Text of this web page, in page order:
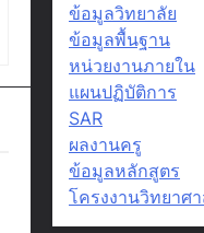
ข้อมูลวิทยาลัย
ข้อมูลพื้นฐาน
หน่วยงานภายใน
แผนปฏิบัติการ
SAR
ผลงานครู
ข้อมูลหลักสูตร
โครงงานวิทยาศ